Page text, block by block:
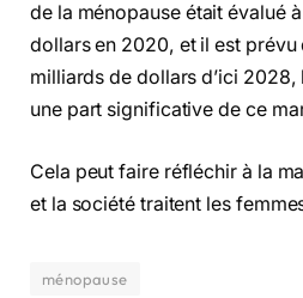
de la ménopause était évalué
dollars en 2020, et il est prévu
milliards de dollars d’ici 2028,
une part significative de ce
Cela peut faire réfléchir à la
et la société traitent les
ménopause